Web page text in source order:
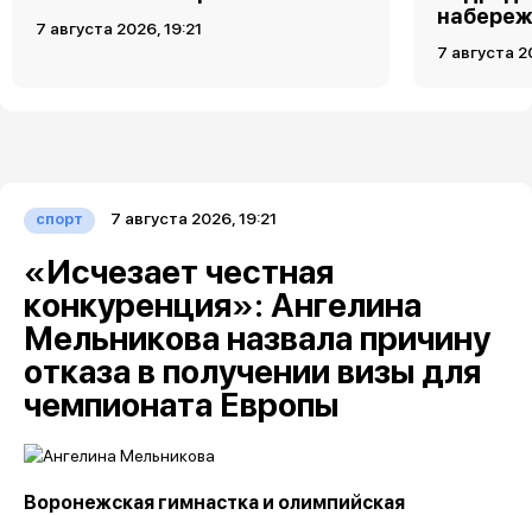
7 августа 2026, 19:21
7 августа
спорт 7 августа 2026, 19:21
«Исчезает честная
конкуренция»: Ангелина
Мельникова назвала причину
отказа в получении визы для
чемпионата Европы
Воронежская гимнастка и олимпийская